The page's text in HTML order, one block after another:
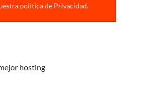
politica de Privacidad.